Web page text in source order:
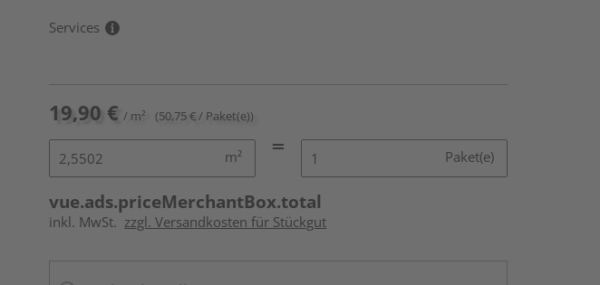
Services
19,90 € / m² (50,75 € / Paket(e))
m² Paket(e)
vue.ads.priceMerchantBox.total
inkl. MwSt. zzgl. Versandkosten für Stückgut